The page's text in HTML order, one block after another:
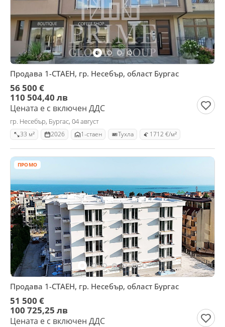
Продава 1-СТАЕН, гр. Несебър, област Бургас
56 500 €
110 504,40 лв
Цената е с включен ДДС
гр. Несебър, Бургас, 04 август
33 м² 2026 1-стаен Тухла 1712 €/м²
ПРОМО
Продава 1-СТАЕН, гр. Несебър, област Бургас
51 500 €
100 725,25 лв
Цената е с включен ДДС